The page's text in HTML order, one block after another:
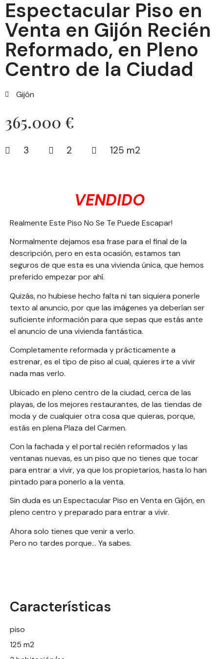
Espectacular Piso en
Venta en Gijón Recién
Reformado, en Pleno
Centro de la Ciudad
Gijón
365.000 €
3 2 125 m2
VENDIDO
Realmente Este Piso No Se Te Puede Escapar!
Normalmente dejamos esa frase para el final de la
descripción, pero en esta ocasión, estamos tan
seguros de que esta es una vivienda única, que hemos
preferido empezar por ahí.
Quizás, no hubiese hecho falta ni tan siquiera ponerle
texto al anuncio, por que las imágenes ya deberían ser
suficiente información para que sepas que estás ante
el anuncio de una vivienda fantástica.
Completamente reformada y prácticamente a
estrenar, es el tipo de piso al cual, quieres irte a vivir
nada mas verlo.
Ubicado en pleno centro de la ciudad, cerca de las
playas, de los mejores restaurantes, de las tiendas de
moda y de cualquier otra cosa que quieras, porque,
estás en plena Plaza del Carmen.
Con la fachada y el portal recién reformados y las
ventanas nuevas, es un piso que no tienes que tocar
para entrar a vivir, ya que los propietarios, hasta lo han
pintado para ponerlo a la venta.
Sin duda es un Espectacular Piso en Venta en Gijón, en
pleno centro y preparado para entrar a vivir.
Ahora solo tienes que venir a verlo.
Pero no tardes porque… Ya sabes.
Características
piso
125 m2